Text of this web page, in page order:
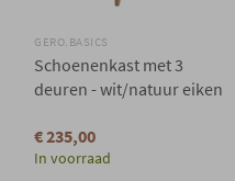
GERO.BASICS
Schoenenkast met 3
deuren - wit/natuur eiken
€ 235,00
In voorraad